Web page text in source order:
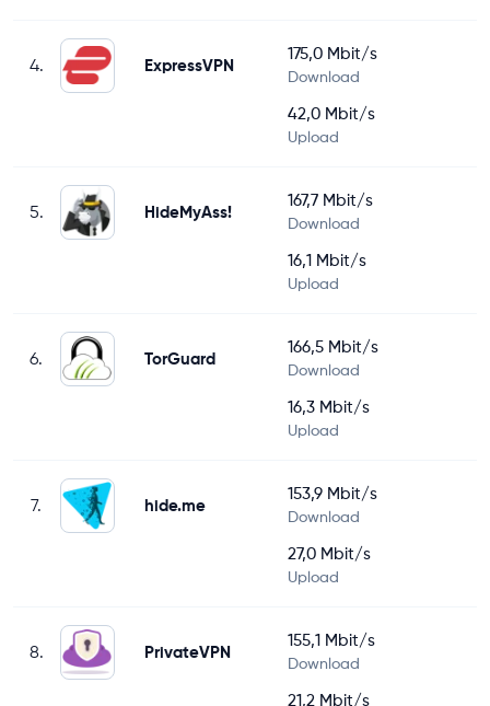
4. ExpressVPN
175,0 Mbit/s
Download
42,0 Mbit/s
Upload
5. HideMyAss!
167,7 Mbit/s
Download
16,1 Mbit/s
Upload
6. TorGuard
166,5 Mbit/s
Download
16,3 Mbit/s
Upload
7. hide.me
153,9 Mbit/s
Download
27,0 Mbit/s
Upload
8. PrivateVPN
155,1 Mbit/s
Download
21,2 Mbit/s